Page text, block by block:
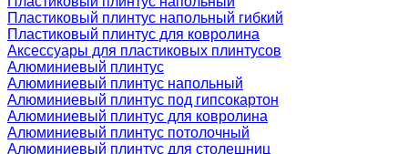
Пластиковый плинтус напольный гибкий
Пластиковый плинтус для ковролина
Аксессуары для пластиковых плинтусов
Алюминиевый плинтус
Алюминиевый плинтус напольный
Алюминиевый плинтус под гипсокартон
Алюминиевый плинтус для ковролина
Алюминиевый плинтус потолочный
Алюминиевый плинтус для столешниц